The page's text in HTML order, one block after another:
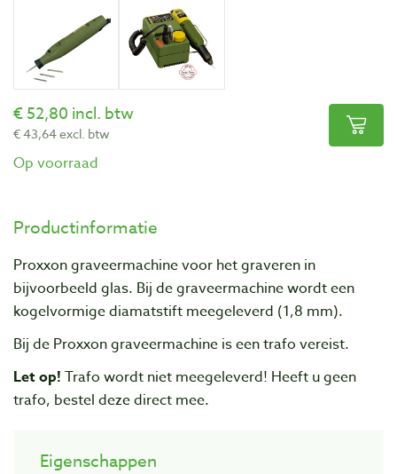
52,80 incl. btw
43,64 excl. btw
Op voorraad
Productinformatie
Proxxon graveermachine voor het graveren in
bijvoorbeeld glas. Bij de graveermachine wordt een
kogelvormige diamatstift meegeleverd (1,8 mm).
Bij de Proxxon graveermachine is een trafo vereist.
Let op! Trafo wordt niet meegeleverd! Heeft u geen
trafo, bestel deze direct mee.
Eigenschappen